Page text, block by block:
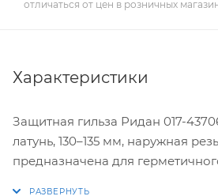
отличаться от цен в розничных
Характеристики
Защитная гильза Ридан 017-
латунь, 130–135 мм, наружная
предназначена для